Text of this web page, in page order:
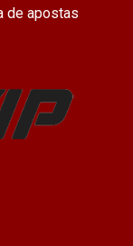
de apostas